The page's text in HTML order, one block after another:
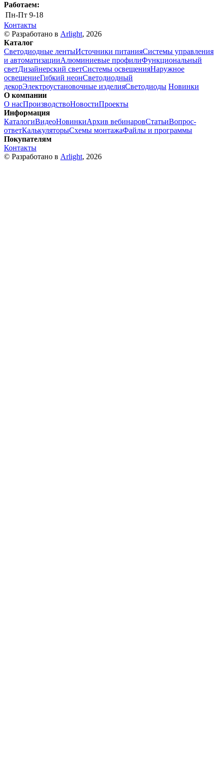
Работаем:
Пн-Пт 9-18
Контакты
© Разработано в Arlight, 2026
Каталог
Светодиодные лентыИсточники питанияСистемы управления
и автоматизацииАлюминиевые профилиФункциональный
светДизайнерский светСистемы освещенияНаружное
освещениеГибкий неонСветодиодный
декорЭлектроустановочные изделияСветодиоды Новинки
О компании
О насПроизводствоНовостиПроекты
Информация
КаталогиВидеоНовинкиАрхив вебинаровСтатьиВопрос-
ответКалькуляторыСхемы монтажаФайлы и программы
Покупателям
Контакты
© Разработано в Arlight, 2026